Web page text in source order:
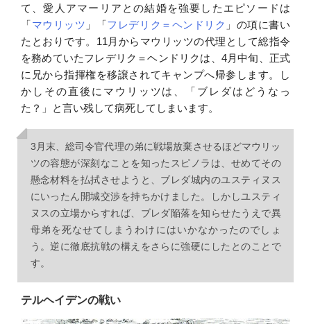
て、愛人アマーリアとの結婚を強要したエピソードは
「マウリッツ 」「フレデリク＝ヘンドリク 」の項に書い
たとおりです。11月からマウリッツの代理として総指令
を務めていたフレデリク＝ヘンドリクは、4月中旬、正式
に兄から指揮権を移譲されてキャンプへ帰参します。し
かしその直後にマウリッツは、「ブレダはどうなっ
た？」と言い残して病死してしまいます。
3月末、総司令官代理の弟に戦場放棄させるほどマウリッ
ツの容態が深刻なことを知ったスピノラは、せめてその
懸念材料を払拭させようと、ブレダ城内のユスティヌス
にいったん開城交渉を持ちかけました。しかしユスティ
ヌスの立場からすれば、ブレダ陥落を知らせたうえで異
母弟を死なせてしまうわけにはいかなかったのでしょ
う。逆に徹底抗戦の構えをさらに強硬にしたとのことで
す。
テルヘイデンの戦い